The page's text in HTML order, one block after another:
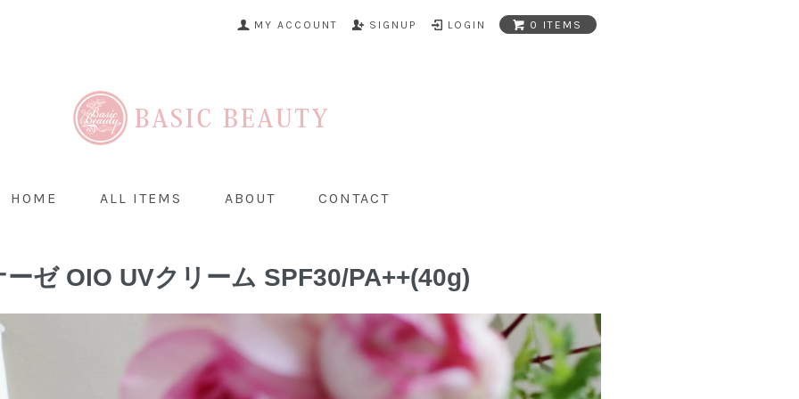
MY ACCOUNT SIGNUP LOGIN 0 ITEMS
HOME ALL ITEMS ABOUT CONTACT
ゼ OIO UVクリーム SPF30/PA++(40g)